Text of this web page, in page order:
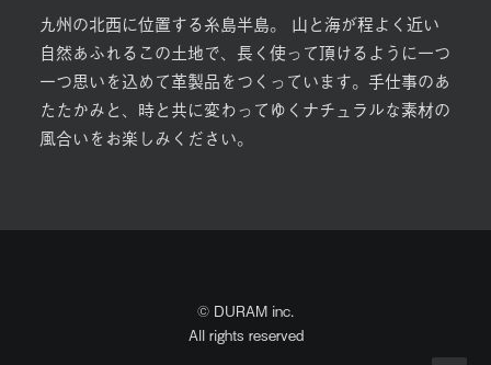
九州の北西に位置する糸島半島。 山と海が程よく近い
自然あふれるこの土地で、長く使って頂けるように一つ
一つ思いを込めて革製品をつくっています。手仕事のあ
たたかみと、時と共に変わってゆくナチュラルな素材の
風合いをお楽しみください。
© DURAM inc.
All rights reserved